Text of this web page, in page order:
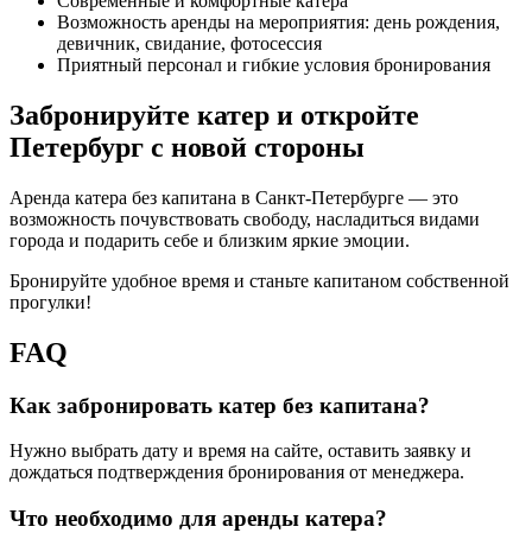
Возможность аренды на мероприятия: день рождения,
девичник, свидание, фотосессия
Приятный персонал и гибкие условия бронирования
Забронируйте катер и откройте
Петербург с новой стороны
Аренда катера без капитана в Санкт-Петербурге — это
возможность почувствовать свободу, насладиться видами
города и подарить себе и близким яркие эмоции.
Бронируйте удобное время и станьте капитаном собственной
прогулки!
FAQ
Как забронировать катер без капитана?
Нужно выбрать дату и время на сайте, оставить заявку и
дождаться подтверждения бронирования от менеджера.
Что необходимо для аренды катера?